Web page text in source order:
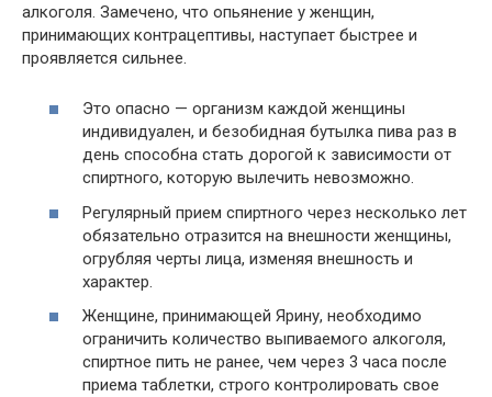
алкоголя. Замечено, что опьянение у женщин,
принимающих контрацептивы, наступает быстрее и
проявляется сильнее.
Это опасно — организм каждой женщины
индивидуален, и безобидная бутылка пива раз в
день способна стать дорогой к зависимости от
спиртного, которую вылечить невозможно.
Регулярный прием спиртного через несколько лет
обязательно отразится на внешности женщины,
огрубляя черты лица, изменяя внешность и
характер.
Женщине, принимающей Ярину, необходимо
ограничить количество выпиваемого алкоголя,
спиртное пить не ранее, чем через 3 часа после
приема таблетки, строго контролировать свое